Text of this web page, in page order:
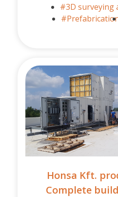
#3D surveying
Honsa Kft.
Complete